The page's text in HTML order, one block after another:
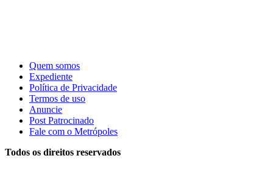
Quem somos
Expediente
Política de Privacidade
Termos de uso
Anuncie
Post Patrocinado
Fale com o Metrópoles
Todos os direitos reservados